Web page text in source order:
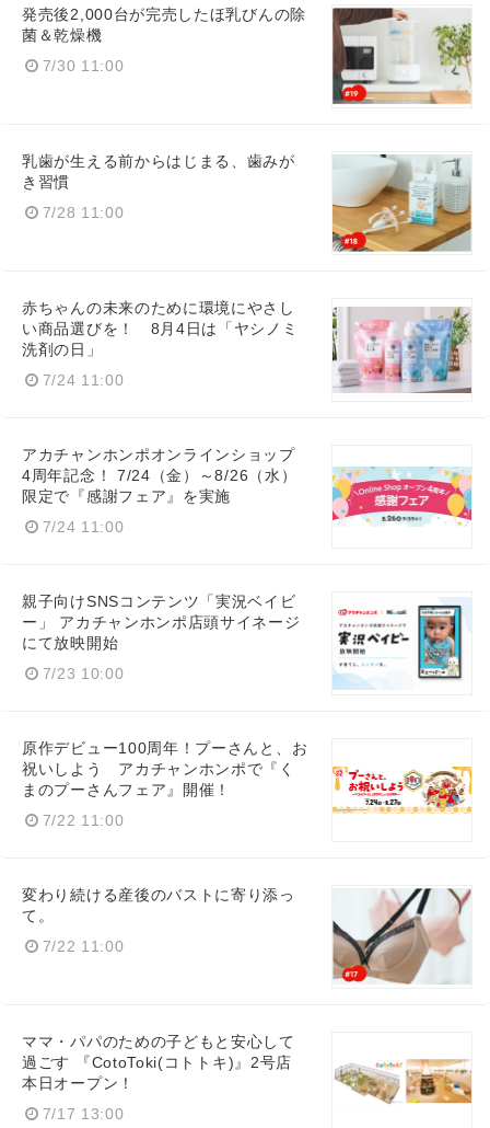
発売後2,000台が完売したほ乳びんの除
菌＆乾燥機
7/30 11:00
乳歯が生える前からはじまる、歯みが
き習慣
7/28 11:00
赤ちゃんの未来のために環境にやさし
い商品選びを！ 8月4日は「ヤシノミ
洗剤の日」
7/24 11:00
アカチャンホンポオンラインショップ
4周年記念！ 7/24（金）～8/26（水）
限定で『感謝フェア』を実施
7/24 11:00
親子向けSNSコンテンツ「実況ベイビ
ー」 アカチャンホンポ店頭サイネージ
にて放映開始
7/23 10:00
原作デビュー100周年！プーさんと、お
祝いしよう アカチャンホンポで『く
まのプーさんフェア』開催！
7/22 11:00
変わり続ける産後のバストに寄り添っ
て。
7/22 11:00
ママ・パパのための子どもと安心して
過ごす 『CotoToki(コトトキ)』2号店
本日オープン！
7/17 13:00